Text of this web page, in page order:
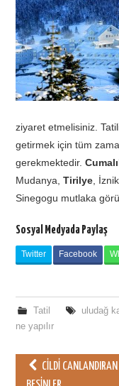
ziyaret etmelisiniz.
getirmek için tüm
gerekmektedir.
Mudanya,Tirilye ,
Sinegogu mutlaka
Sosyal Medyada Paylaş
Twitter Facebook
Tatil uludağ
ne yapılır
CILDI CANLANDIRAN